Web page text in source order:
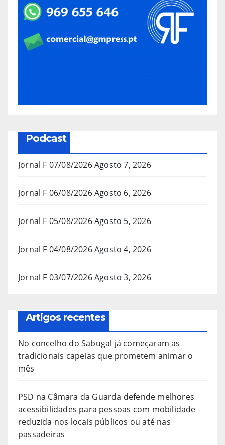
Podcast
Jornal F 07/08/2026Agosto 7, 2026
Jornal F 06/08/2026Agosto 6, 2026
Jornal F 05/08/2026Agosto 5, 2026
Jornal F 04/08/2026Agosto 4, 2026
Jornal F 03/07/2026Agosto 3, 2026
Artigos recentes
No concelho do Sabugal já começaram as
tradicionais capeias que prometem animar o
mês
PSD na Câmara da Guarda defende melhores
acessibilidades para pessoas com mobilidade
reduzida nos locais públicos ou até nas
passadeiras